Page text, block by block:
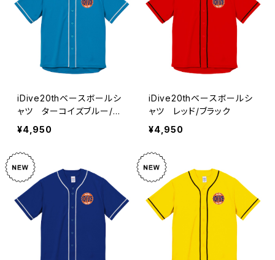
iDive20thベースボールシ
ャツ ターコイズブルー/ホ
ワイト
¥4,950
iDive20thベースボールシ
ャツ レッド/ブラック
¥4,950